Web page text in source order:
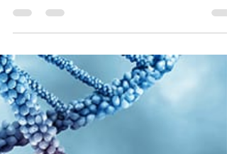
vida es hereditaria
comprender la longevidad humana y qué se
podría hacer para mejorarla. Sin embargo,
este es un tema difícil de estudiar porque se
requiere mucho tiempo para recopilar datos
sobre la esperanza de vida humana, y
muchos factores diferentes pueden